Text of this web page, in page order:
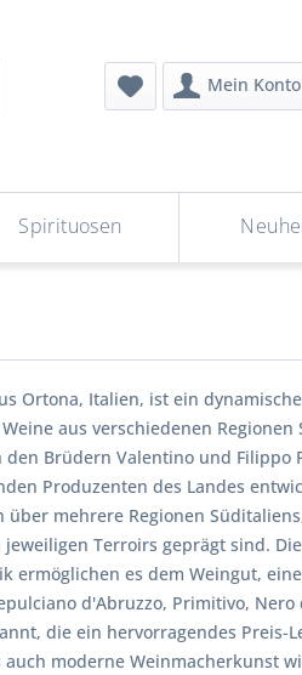
Mein Konto
Spirituosen
Ortona, Italien, ist ein
aus verschiedenen
den Brüdern Valentino und Filippo
Produzenten des Landes
über mehrere Regionen
Terroirs geprägt sind.
ermöglichen es dem Weingut,
d'Abruzzo, Primitivo, Nero
die ein hervorragendes Preis-
moderne Weinmacherkunst